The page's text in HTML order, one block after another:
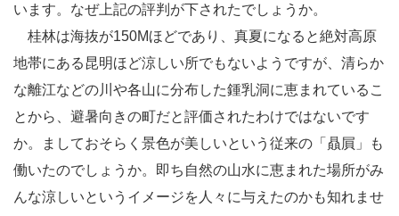
います。なぜ上記の評判が下されたでしょうか。
桂林は海抜が150Mほどであり、真夏になると絶対高原
地帯にある昆明ほど涼しい所でもないようですが、清らか
な離江などの川や各山に分布した鍾乳洞に恵まれているこ
とから、避暑向きの町だと評価されたわけではないです
か。ましておそらく景色が美しいという従来の「贔屓」も
働いたのでしょうか。即ち自然の山水に恵まれた場所がみ
んな涼しいというイメージを人々に与えたのかも知れませ